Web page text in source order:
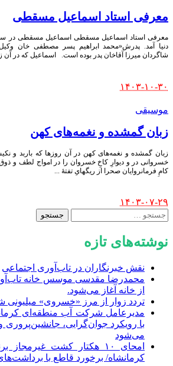
معرفی استاد اسماعیل مسقطی
دنیا آمد. پدرش«محمد ابراهیم پسر مصطفی خان
شاگردان میرزا آقاخان پدر بوده است. اسماعیل که در آن
by
۱۴۰۳-۱۰-۳۰
موسیقی
زبان گمشده و نغمه‌های کهن
زبان گمشده و نغمه‌های کهن در آن روزها که باربد و
خسروانی در و دیوارِ کاخِ خسروان را در امواج لطف و ذوق
کامِ فرمانروایان صحرا از ریگهایِ تفتهٔ
by
۱۴۰۳-۰۷-۲۹
جستجو
برای:
نوشته‌های تازه
نقش خبرنگاران در تاب‌آوری اجتماعی
محمدرضا مقدسی موسس خانه
از خانه آغاز می‌شود.
تردد زوار از مرز «خسروی» میلیونی
مدیرعامل شرکت آب منطقه‌ای
با رویکرد جوان‌گرایی، جانشین‌پروری
می‌شود
امحای ۱۰ هکتار کشت
کرمانشاه/ برخورد قاطع با